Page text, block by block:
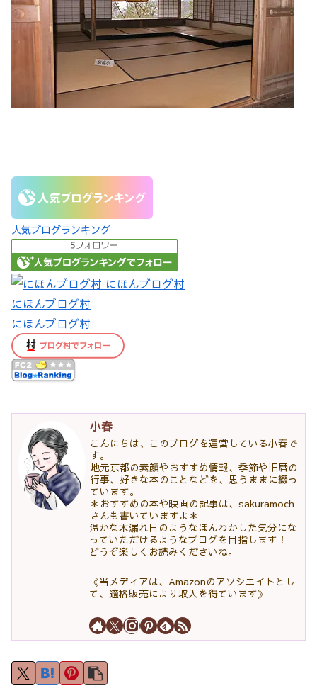
人気ブログランキング
にほんブログ村
にほんブログ村
小春
こんにちは、このブログを運営している小春で
す。
地元京都の素顔やおすすめ情報、季節や旧暦の
行事、好きな本のことなどを、思うままに綴っ
ています。
＊おすすめの本や映画の記事は、sakuramoch
さんも書いていますよ＊
温かな木漏れ日のようなほんわかした気分にな
っていただけるようなブログを目指します！
どうぞ楽しくお読みくださいね。
《当メディアは、Amazonのアソシエイトとし
て、適格販売により収入を得ています》